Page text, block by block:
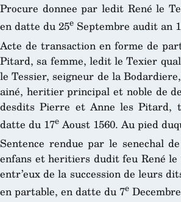
Procure donnee par ledit René le
en datte du 25e Septembre audit an
Acte de transaction en forme de
Pitard, sa femme, ledit le Texier
le Tessier, seigneur de la
ainé, heritier principal et noble de
desdits Pierre et Anne les Pitard,
datte du 17eAoust 1560. Au pied
Sentence rendue par le senechal
enfans et heritiers dudit feu René
entr’eux de la succession de leurs
en partable, en datte du 7e